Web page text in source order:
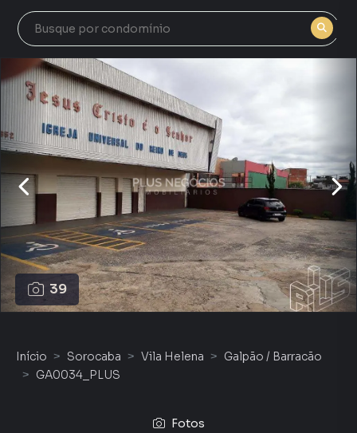
39
Início Sorocaba Vila Helena
Galpão / Barracão
GA0034_PLUS
Fotos